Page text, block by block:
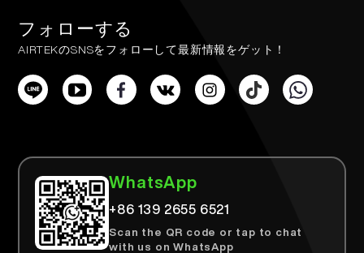
フォローする
AIRTEKのSNSをフォローして最新情報をゲット！
WhatsApp
+86 139 2655 6521
Scan the QR code or tap to chat
with us on WhatsApp